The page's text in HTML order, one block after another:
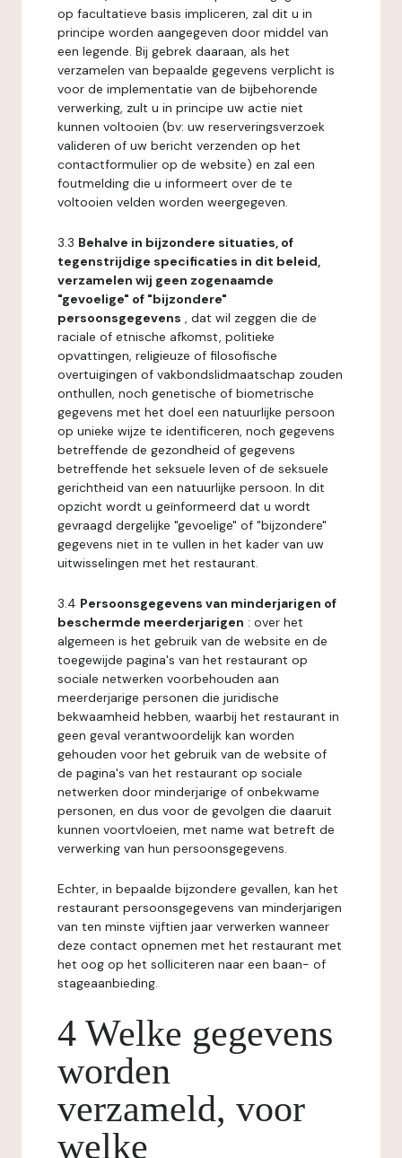
op facultatieve basis impliceren, zal dit u in
principe worden aangegeven door middel van
een legende. Bij gebrek daaraan, als het
verzamelen van bepaalde gegevens verplicht is
voor de implementatie van de bijbehorende
verwerking, zult u in principe uw actie niet
kunnen voltooien (bv: uw reserveringsverzoek
valideren of uw bericht verzenden op het
contactformulier op de website) en zal een
foutmelding die u informeert over de te
voltooien velden worden weergegeven.
3.3 Behalve in bijzondere situaties, of
tegenstrijdige specificaties in dit beleid,
verzamelen wij geen zogenaamde
"gevoelige" of "bijzondere"
persoonsgegevens , dat wil zeggen die de
raciale of etnische afkomst, politieke
opvattingen, religieuze of filosofische
overtuigingen of vakbondslidmaatschap zouden
onthullen, noch genetische of biometrische
gegevens met het doel een natuurlijke persoon
op unieke wijze te identificeren, noch gegevens
betreffende de gezondheid of gegevens
betreffende het seksuele leven of de seksuele
gerichtheid van een natuurlijke persoon. In dit
opzicht wordt u geïnformeerd dat u wordt
gevraagd dergelijke "gevoelige" of "bijzondere"
gegevens niet in te vullen in het kader van uw
uitwisselingen met het restaurant.
3.4 Persoonsgegevens van minderjarigen of
beschermde meerderjarigen : over het
algemeen is het gebruik van de website en de
toegewijde pagina's van het restaurant op
sociale netwerken voorbehouden aan
meerderjarige personen die juridische
bekwaamheid hebben, waarbij het restaurant in
geen geval verantwoordelijk kan worden
gehouden voor het gebruik van de website of
de pagina's van het restaurant op sociale
netwerken door minderjarige of onbekwame
personen, en dus voor de gevolgen die daaruit
kunnen voortvloeien, met name wat betreft de
verwerking van hun persoonsgegevens.
Echter, in bepaalde bijzondere gevallen, kan het
restaurant persoonsgegevens van minderjarigen
van ten minste vijftien jaar verwerken wanneer
deze contact opnemen met het restaurant met
het oog op het solliciteren naar een baan- of
stageaanbieding.
4 Welke gegevens
worden
verzameld, voor
welke